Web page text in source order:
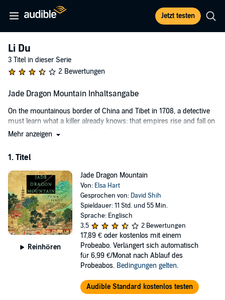
Jetzt testen
Li Du
3 Titel in dieser Serie
2 Bewertungen
Jade Dragon Mountain Inhaltsangabe
On the mountainous border of China and Tibet in 1708, a detective
must learn what a killer already knows: that empires rise and fall on
the strength of the stories they tell.
the last Chinese town before the Tibetan border, he is surprised to
find it teeming with travelers, soldiers, and merchants. All have
come for a spectacle unprecedented in this remote province: an
eclipse of the sun commanded by the Emperor himself.
When a Jesuit astronomer is found murdered in the home of the
local magistrate, blame is hastily placed on Tibetan bandits. But Li
Du suspects this was no random killing. Everyone has secrets: the
ambitious magistrate, the powerful consort, the bitter servant, the
irreproachable secretary, the East India Company merchant, the
nervous missionary, and the traveling storyteller who can't keep his
Beyond the sloping roofs and festival banners, Li Du can see the
Mehr anzeigen
1. Titel
Reinhören
Jade Dragon Mountain
Von: Elsa Hart
Gesprochen von: David Shih
Spieldauer: 11 Std. und 55 Min.
Sprache: Englisch
3,5
2 Bewertungen
17,89 € oder kostenlos mit einem
Probeabo. Verlängert sich automatisch
für 6,99 €/Monat nach Ablauf des
Probeabos. Bedingungen gelten.
Audible Standard kostenlos testen